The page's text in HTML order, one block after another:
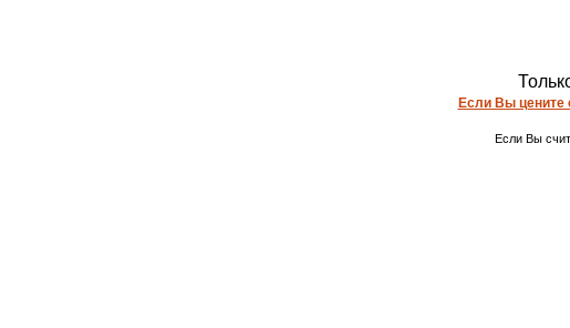
Если Вы цените
Если Вы